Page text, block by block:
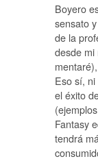
Boyero
sensato
de la
desde mi
Eso sí,
el éxito
Fantasy
tendrá